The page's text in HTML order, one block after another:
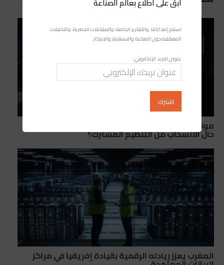
حال الانسحاب من التنظيم المشترك؟
المغرب يعزز ريادته الرقمية بقيادة إفريقيا في مراكز
استلم إصداراتنا، والتقارير الخاصة، والمقابلات الحصرية، والتحليلات
المعمّقة حول الصناعة والاستثمار والابتكار.
عنوان البريد الإلكتروني: